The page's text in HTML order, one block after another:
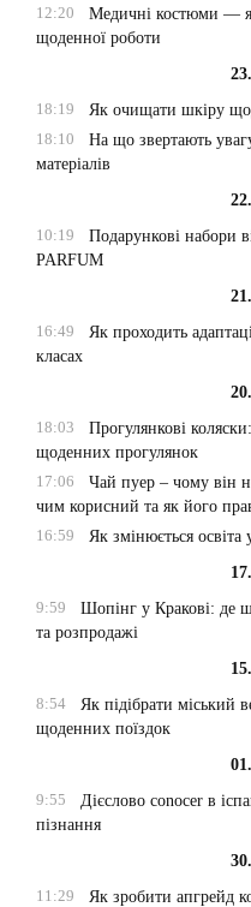
12:20
Медичні костюми —
щоденної роботи
18:19
Як очищати шкіру
18:10
На що звертають
матеріалів
10:19
Подарункові набори
PARFUM
16:49
Як проходить
класах
18:03
Прогулянкові
щоденних прогулянок
17:06
Чай пуер – чому він
чим корисний та як його
16:59
Як змінюється освіта
9:59
Шопінг у Кракові: де
та розпродажі
8:54
Як підібрати міський
щоденних поїздок
9:55
Дієслово conocer в
пізнання
11:29
Як зробити апгрейд